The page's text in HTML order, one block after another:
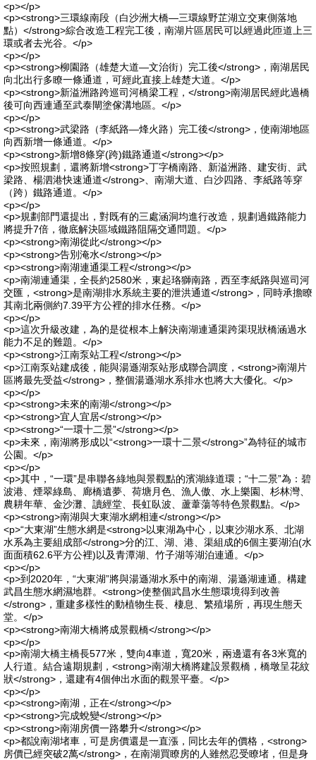
<p></p>
<p><strong>三環線南段（白沙洲大橋—三環線野芷湖立交東側落地
點）</strong>綜合改造工程完工後，南湖片區居民可以經過此匝道上三
環或者去光谷。</p>
<p></p>
<p><strong>柳園路（雄楚大道—文治街）完工後</strong>，南湖居民
向北出行多瞭一條通道，可經此直接上雄楚大道。</p>
<p><strong>新溢洲路跨巡司河橋梁工程，</strong>南湖居民經此過橋
後可向西連通至武泰閘塗傢溝地區。</p>
<p></p>
<p><strong>武梁路（李紙路—烽火路）完工後</strong>，使南湖地區
向西新增一條通道。</p>
<p><strong>新增8條穿(跨)鐵路通道</strong></p>
<p>按照規劃，還將新增<strong>丁字橋南路、新溢洲路、建安街、武
梁路、楊泗港快速通道</strong>、南湖大道、白沙四路、李紙路等穿
（跨）鐵路通道。</p>
<p></p>
<p>規劃部門還提出，對既有的三處涵洞均進行改造，規劃過鐵路能力
將提升7倍，徹底解決區域鐵路阻隔交通問題。</p>
<p><strong>南湖從此</strong></p>
<p><strong>告別淹水</strong></p>
<p><strong>南湖連通渠工程</strong></p>
<p>南湖連通渠，全長約2580米，東起珞獅南路，西至李紙路與巡司河
交匯，<strong>是南湖排水系統主要的泄洪通道</strong>，同時承擔瞭
其南北兩側約7.39平方公裡的排水任務。</p>
<p></p>
<p>這次升級改建，為的是從根本上解決南湖連通渠跨渠現狀橋涵過水
能力不足的難題。</p>
<p><strong>江南泵站工程</strong></p>
<p>江南泵站建成後，能與湯遜湖泵站形成聯合調度，<strong>南湖片
區將最先受益</strong>，整個湯遜湖水系排水也將大大優化。</p>
<p></p>
<p><strong>未來的南湖</strong></p>
<p><strong>宜人宜居</strong></p>
<p><strong>“一環十二景”</strong></p>
<p>未來，南湖將形成以“<strong>一環十二景</strong>”為特征的城市
公園。</p>
<p></p>
<p>其中，“一環”是串聯各綠地與景觀點的濱湖綠道環；“十二景”為：碧
波港、煙翠綠島、廊橋遺夢、荷塘月色、漁人傲、水上樂園、杉林灣、
農耕年華、金沙灘、讀經堂、長虹臥波、蘆葦蕩等特色景觀點。</p>
<p><strong>南湖與大東湖水網相連</strong></p>
<p>“大東湖”生態水網是<strong>以東湖為中心，以東沙湖水系、北湖
水系為主要組成部</strong>分的江、湖、港、渠組成的6個主要湖泊(水
面面積62.6平方公裡)以及青潭湖、竹子湖等湖泊連通。</p>
<p></p>
<p>到2020年，“大東湖”將與湯遜湖水系中的南湖、湯遜湖連通。構建
武昌生態水網濕地群。<strong>使整個武昌水生態環境得到改善
</strong>，重建多樣性的動植物生長、棲息、繁殖場所，再現生態天
堂。</p>
<p><strong>南湖大橋將成景觀橋</strong></p>
<p></p>
<p>南湖大橋主橋長577米，雙向4車道，寬20米，兩邊還有各3米寬的
人行道。結合遠期規劃，<strong>南湖大橋將建設景觀橋，橋墩呈花紋
狀</strong>，還建有4個伸出水面的觀景平臺。</p>
<p></p>
<p><strong>南湖，正在</strong></p>
<p><strong>完成蛻變</strong></p>
<p><strong>南湖房價一路攀升</strong></p>
<p>都說南湖堵車，可是房價還是一直漲，同比去年的價格，<strong>
房價已經突破2萬</strong>，在南湖買瞭房的人雖然忍受瞭堵，但是身